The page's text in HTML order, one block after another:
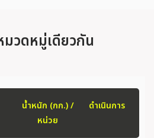
มวดหมู่เดียวกัน
น้ำหนัก (กก.) /
หน่วย
ดำเนินการ